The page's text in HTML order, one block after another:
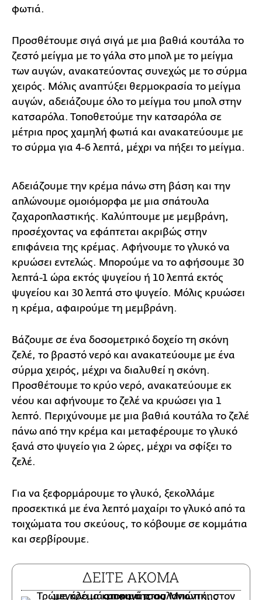
φωτιά.
Προσθέτουμε σιγά σιγά με μια βαθιά κουτάλα το
ζεστό μείγμα με το γάλα στο μπολ με το μείγμα
των αυγών, ανακατεύοντας συνεχώς με το σύρμα
χειρός. Μόλις αναπτύξει θερμοκρασία το μείγμα
αυγών, αδειάζουμε όλο το μείγμα του μπολ στην
κατσαρόλα. Τοποθετούμε την κατσαρόλα σε
μέτρια προς χαμηλή φωτιά και ανακατεύουμε με
το σύρμα για 4-6 λεπτά, μέχρι να πήξει το μείγμα.
Αδειάζουμε την κρέμα πάνω στη βάση και την
απλώνουμε ομοιόμορφα με μια σπάτουλα
ζαχαροπλαστικής. Καλύπτουμε με μεμβράνη,
προσέχοντας να εφάπτεται ακριβώς στην
επιφάνεια της κρέμας. Αφήνουμε το γλυκό να
κρυώσει εντελώς. Μπορούμε να το αφήσουμε 30
λεπτά-1 ώρα εκτός ψυγείου ή 10 λεπτά εκτός
ψυγείου και 30 λεπτά στο ψυγείο. Μόλις κρυώσει
η κρέμα, αφαιρούμε τη μεμβράνη.
Βάζουμε σε ένα δοσομετρικό δοχείο τη σκόνη
ζελέ, το βραστό νερό και ανακατεύουμε με ένα
σύρμα χειρός, μέχρι να διαλυθεί η σκόνη.
Προσθέτουμε το κρύο νερό, ανακατεύουμε εκ
νέου και αφήνουμε το ζελέ να κρυώσει για 1
λεπτό. Περιχύνουμε με μια βαθιά κουτάλα το ζελέ
πάνω από την κρέμα και μεταφέρουμε το γλυκό
ξανά στο ψυγείο για 2 ώρες, μέχρι να σφίξει το
ζελέ.
Για να ξεφορμάρουμε το γλυκό, ξεκολλάμε
προσεκτικά με ένα λεπτό μαχαίρι το γλυκό από τα
τοιχώματα του σκεύους, το κόβουμε σε κομμάτια
και σερβίρουμε.
ΔΕΙΤΕ ΑΚΟΜΑ